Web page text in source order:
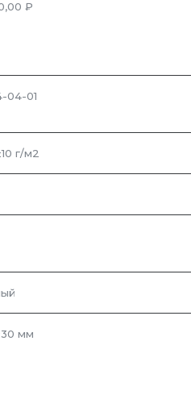
₽
04-01
г/м2
мм